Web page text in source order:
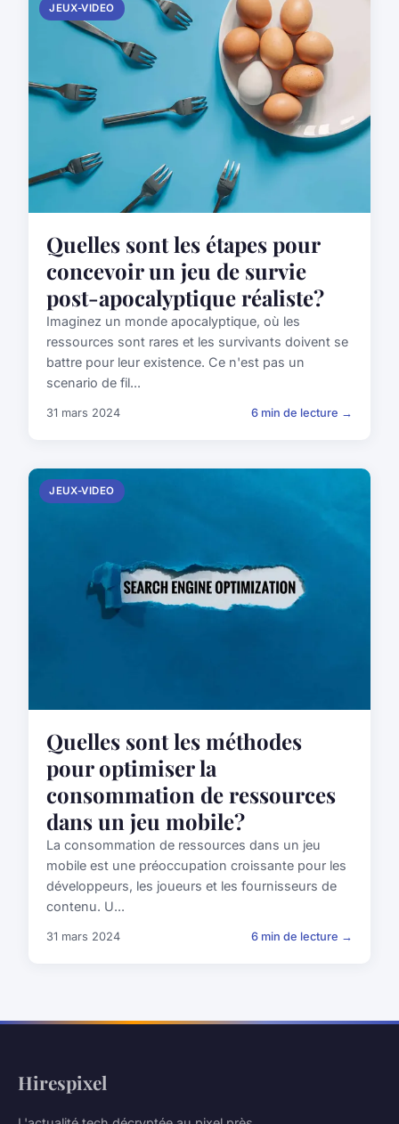
JEUX-VIDEO
Quelles sont les étapes pour
concevoir un jeu de survie
post-apocalyptique réaliste?
Imaginez un monde apocalyptique, où les
ressources sont rares et les survivants doivent se
battre pour leur existence. Ce n'est pas un
scenario de fil...
31 mars 2024 6 min de lecture →
JEUX-VIDEO
Quelles sont les méthodes
pour optimiser la
consommation de ressources
dans un jeu mobile?
La consommation de ressources dans un jeu
mobile est une préoccupation croissante pour les
développeurs, les joueurs et les fournisseurs de
contenu. U...
31 mars 2024 6 min de lecture →
Hirespixel